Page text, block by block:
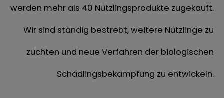
werden mehr als 40 Nützlingsprodukte zugekauft.
Wir sind ständig bestrebt, weitere Nützlinge zu
züchten und neue Verfahren der biologischen
Schädlingsbekämpfung zu entwickeln.